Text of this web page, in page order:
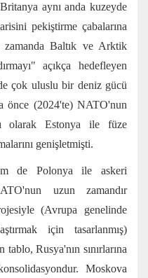
aynı anda kuzeyde
pekiştirme çabalarına
Baltık ve Arktik
açıkça hedefleyen
çok uluslu bir deniz gücü
önce (2024'te) NATO'nun
olarak Estonya ile füze
genişletmişti.
de Polonya ile askeri
uzun zamandır
(Avrupa genelinde
için tasarlanmış)
Rusya'nın sınırlarına
Moskova